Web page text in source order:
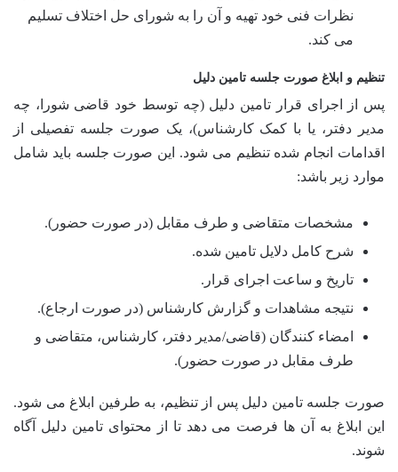
نظرات فنی خود تهیه و آن را به شورای حل اختلاف تسلیم
می کند.
تنظیم و ابلاغ صورت جلسه تامین دلیل
پس از اجرای قرار تامین دلیل (چه توسط خود قاضی شورا، چه
مدیر دفتر، یا با کمک کارشناس)، یک صورت جلسه تفصیلی از
اقدامات انجام شده تنظیم می شود. این صورت جلسه باید شامل
موارد زیر باشد:
مشخصات متقاضی و طرف مقابل (در صورت حضور).
شرح کامل دلایل تامین شده.
تاریخ و ساعت اجرای قرار.
نتیجه مشاهدات و گزارش کارشناس (در صورت ارجاع).
امضاء کنندگان (قاضی/مدیر دفتر، کارشناس، متقاضی و
طرف مقابل در صورت حضور).
صورت جلسه تامین دلیل پس از تنظیم، به طرفین ابلاغ می شود.
این ابلاغ به آن ها فرصت می دهد تا از محتوای تامین دلیل آگاه
شوند.